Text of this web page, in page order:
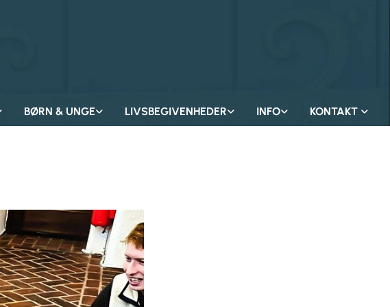
BØRN & UNGE LIVSBEGIVENHEDER INFO KONTAKT